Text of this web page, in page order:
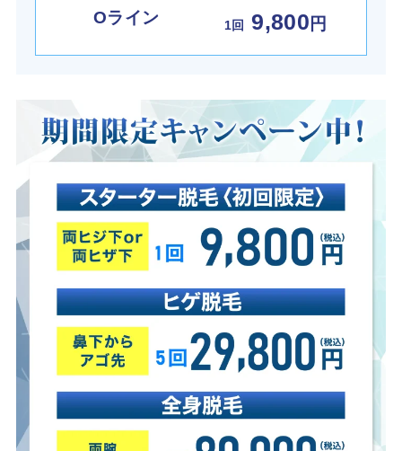
Oライン
1回 9,800 円